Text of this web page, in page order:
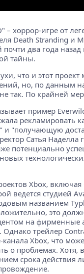
– хоррор-игре от
Death Stranding и
два года назад
тайны.
что и этот проект
но, по данным
так. По крайней
пример
рекламировать
и "получающую
Сатья Наделла
потенциально
Xbox, включая
ведется студией
названием
это
на
Однако трейлер
канала Xbox, что
о проблемах. Хотя,
срока действия